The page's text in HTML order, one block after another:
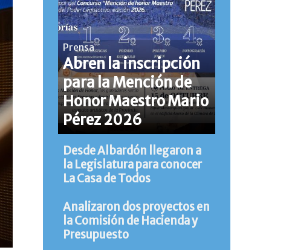
Prensa
Abren la inscripción
para la Mención de
Honor Maestro Mario
Pérez 2026
Desde Albardón llegaron a
la Legislatura para conocer
La Casa de Todos
Analizaron dos proyectos en
la Comisión de Hacienda y
Presupuesto